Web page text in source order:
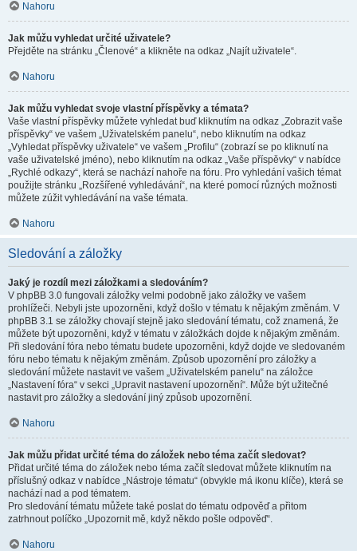
Nahoru
Jak můžu vyhledat určité uživatele?
Přejděte na stránku „Členové“ a klikněte na odkaz „Najít uživatele“.
Nahoru
Jak můžu vyhledat svoje vlastní příspěvky a témata?
Vaše vlastní příspěvky můžete vyhledat buď kliknutím na odkaz „Zobrazit vaše
příspěvky“ ve vašem „Uživatelském panelu“, nebo kliknutím na odkaz
„Vyhledat příspěvky uživatele“ ve vašem „Profilu“ (zobrazí se po kliknutí na
vaše uživatelské jméno), nebo kliknutím na odkaz „Vaše příspěvky“ v nabídce
„Rychlé odkazy“, která se nachází nahoře na fóru. Pro vyhledání vašich témat
použijte stránku „Rozšířené vyhledávání“, na které pomocí různých možnosti
můžete zúžit vyhledávání na vaše témata.
Nahoru
Sledování a záložky
Jaký je rozdíl mezi záložkami a sledováním?
V phpBB 3.0 fungovali záložky velmi podobně jako záložky ve vašem
prohlížeči. Nebyli jste upozorněni, když došlo v tématu k nějakým změnám. V
phpBB 3.1 se záložky chovají stejně jako sledování tématu, což znamená, že
můžete být upozorněni, když v tématu v záložkách dojde k nějakým změnám.
Při sledování fóra nebo tématu budete upozorněni, když dojde ve sledovaném
fóru nebo tématu k nějakým změnám. Způsob upozornění pro záložky a
sledování můžete nastavit ve vašem „Uživatelském panelu“ na záložce
„Nastavení fóra“ v sekci „Upravit nastavení upozornění“. Může být užitečné
nastavit pro záložky a sledování jiný způsob upozornění.
Nahoru
Jak můžu přidat určité téma do záložek nebo téma začít sledovat?
Přidat určité téma do záložek nebo téma začít sledovat můžete kliknutím na
příslušný odkaz v nabídce „Nástroje tématu“ (obvykle má ikonu klíče), která se
nachází nad a pod tématem.
Pro sledování tématu můžete také poslat do tématu odpověď a přitom
zatrhnout políčko „Upozornit mě, když někdo pošle odpověď“.
Nahoru